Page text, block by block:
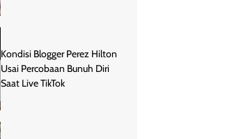
Kondisi Blogger Perez Hilton
Usai Percobaan Bunuh Diri
Saat Live TikTok